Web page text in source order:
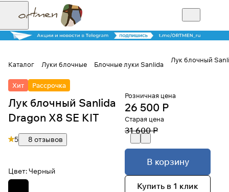
Каталог Луки блочные Блочные луки Sanlida
Лук блочный
Хит Рассрочка
Лук блочный Sanlida
Dragon X8 SE KIT
5 8 отзывов
Цвет:Черный
Розничная цена
26 500 Р
Старая цена
31 600 Р
В корзину
Купить в 1 клик
Для клиентов всех банков
Разбейте
оплату на части
Сегодня
25